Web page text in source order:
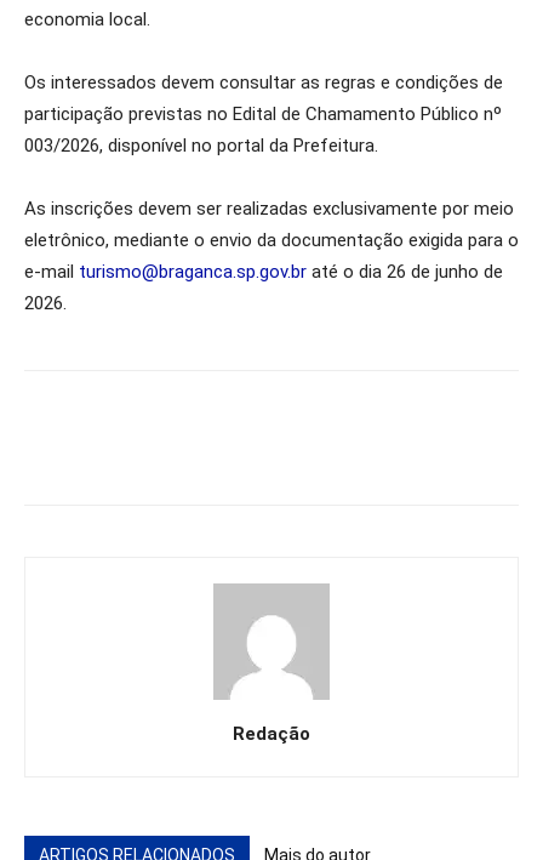
economia local.
Os interessados devem consultar as regras e condições de
participação previstas no Edital de Chamamento Público nº
003/2026, disponível no portal da Prefeitura.
As inscrições devem ser realizadas exclusivamente por meio
eletrônico, mediante o envio da documentação exigida para o
e-mail turismo@braganca.sp.gov.br até o dia 26 de junho de
2026.
Redação
ARTIGOS RELACIONADOS Mais do autor